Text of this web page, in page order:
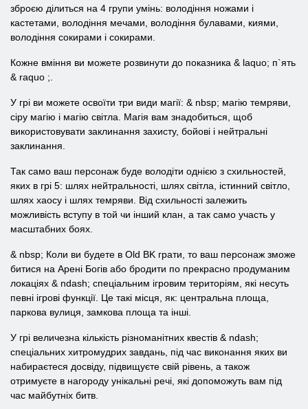
зброєю ділиться на 4 групи умінь: володіння ножами і
кастетами, володіння мечами, володіння булавами, киями,
володіння сокирами і сокирами.
Кожне вміння ви можете розвинути до показника & laquo; п`ять
& raquo ;.
У грі ви можете освоїти три види магії: & nbsp; магію темряви,
сіру магію і магію світла. Магія вам знадобиться, щоб
використовувати заклинання захисту, бойові і нейтральні
заклинання.
Так само ваш персонаж буде володіти однією з схильностей,
яких в грі 5: шлях нейтральності, шлях світла, істинний світло,
шлях хаосу і шлях темряви. Від схильності залежить
можливість вступу в той чи інший клан, а так само участь у
масштабних боях.
& nbsp; Коли ви будете в Old BK грати, то ваш персонаж зможе
битися на Арені Богів або бродити по прекрасно продуманим
локаціях & ndash; спеціальним ігровим територіям, які несуть
певні ігрові функції. Це такі місця, як: центральна площа,
паркова вулиця, замкова площа та інші.
У грі величезна кількість різноманітних квестів & ndash;
спеціальних хитромудрих завдань, під час виконання яких ви
набираєтеся досвіду, підвищуєте свій рівень, а також
отримуєте в нагороду унікальні речі, які допоможуть вам під
час майбутніх битв.